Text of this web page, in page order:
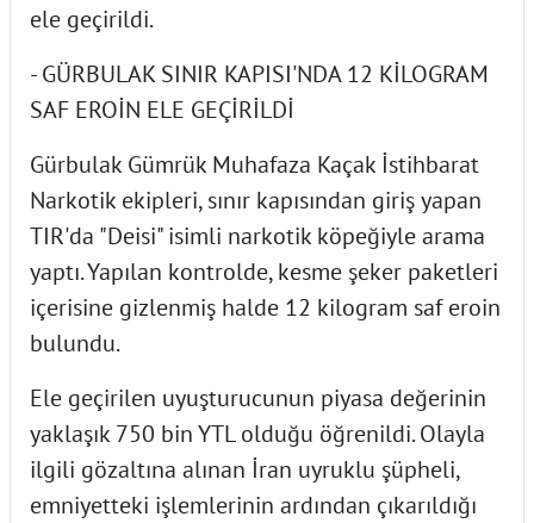
ele geçirildi.
- GÜRBULAK SINIR KAPISI'NDA 12 KİLOGRAM
SAF EROİN ELE GEÇİRİLDİ
Gürbulak Gümrük Muhafaza Kaçak İstihbarat
Narkotik ekipleri, sınır kapısından giriş yapan
TIR'da "Deisi" isimli narkotik köpeğiyle arama
yaptı. Yapılan kontrolde, kesme şeker paketleri
içerisine gizlenmiş halde 12 kilogram saf eroin
bulundu.
Ele geçirilen uyuşturucunun piyasa değerinin
yaklaşık 750 bin YTL olduğu öğrenildi. Olayla
ilgili gözaltına alınan İran uyruklu şüpheli,
emniyetteki işlemlerinin ardından çıkarıldığı